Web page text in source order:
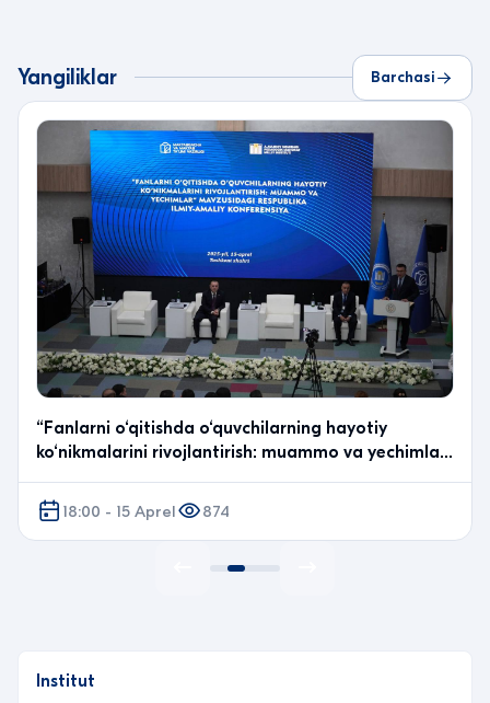
Yangiliklar Barchasi
“Fanlarni o‘qitishda o‘quvchilarning hayotiy
ko‘nikmalarini rivojlantirish: muammo va yechimlar”
18:00 - 15 Aprel
874
Institut